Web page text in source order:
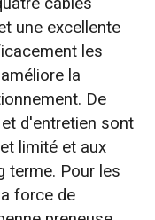
une excellente
les
la
De
d'entretien sont
limité et aux
terme. Pour les
force de